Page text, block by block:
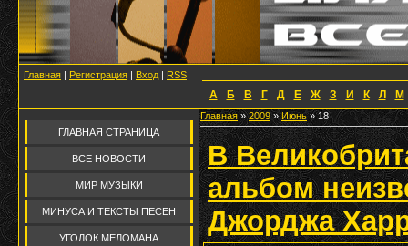
Главная | Регистрация | Вход | RSS
А Б В Г Д Е Ж З И К Л М
ГЛАВНАЯ СТРАНИЦА
ВСЕ НОВОСТИ
МИР МУЗЫКИ
МИНУСА И ТЕКСТЫ ПЕСЕН
УГОЛОК МЕЛОМАНА
Главная »2009 » Июнь » 18
В
альбом
Джорджа